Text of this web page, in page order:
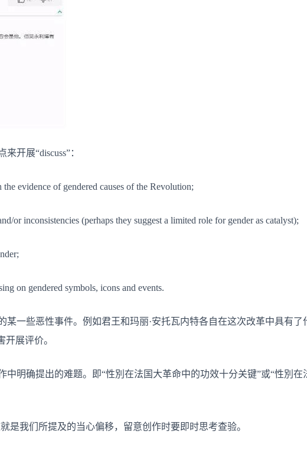
开展“discuss”：
evidence of gendered causes of the Revolution;
or inconsistencies (perhaps they suggest a limited role for gender as catalyst);
on gendered symbols, icons and events.
某一些恶性事件。例如君王和玛丽·安托瓦内特各自在这次改革中具有了
展评价。
明确提出的难题。即“性別在法国大革命中的功效十分关键”或“性別在
是我们所提及的当心偏移，留意创作时要即时思考查验。